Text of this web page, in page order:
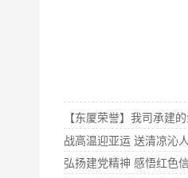
【东厦荣誉】我司承建
战高温迎亚运 送清凉沁
弘扬建党精神 感悟红色